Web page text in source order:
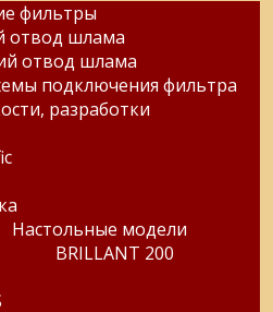
фильтры
отвод шлама
отвод шлама
подключения фильтра
разработки
Настольные модели
BRILLANT 200